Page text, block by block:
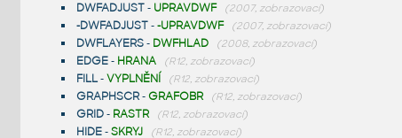
DWFADJUST- UPRAVDWF (2007, zobrazovací)
-DWFADJUST--UPRAVDWF (2007, zobrazovací)
DWFLAYERS- DWFHLAD (2008, zobrazovací)
EDGE- HRANA (R12, zobrazovací)
FILL-VYPLNĚNÍ (R12, zobrazovací)
GRAPHSCR-GRAFOBR (R12, zobrazovací)
GRID- RASTR (R12, zobrazovací)
HIDE-SKRYJ (R12, zobrazovací)